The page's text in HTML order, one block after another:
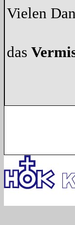
Vielen
das